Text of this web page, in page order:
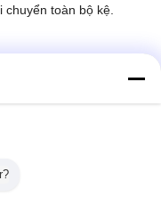
toàn bộ kệ.